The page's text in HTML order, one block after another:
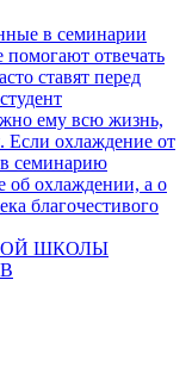
в семинарии
помогают отвечать
ставят перед
ему всю жизнь,
Если охлаждение от
в семинарию
об охлаждении, а о
благочестивого
ШКОЛЫ